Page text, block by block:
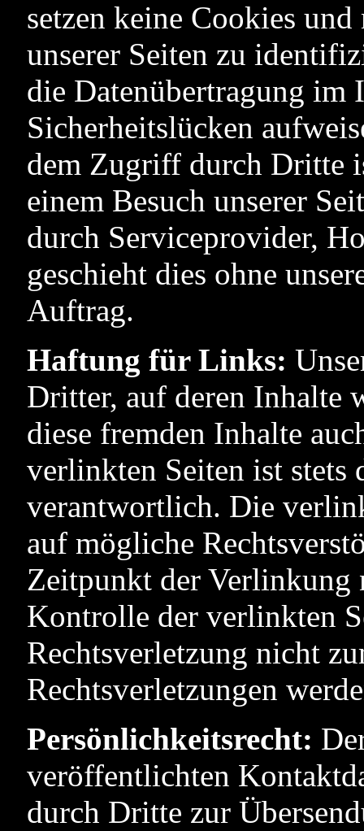
setzen keine Cookies
unserer Seiten zu
die Datenübertragung
Sicherheitslücken
dem Zugriff durch Dritte
einem Besuch unserer
durch Serviceprovider,
geschieht dies ohne
Auftrag.
Haftung für Links:
Dritter, auf deren Inhalte
diese fremden Inhalte
verlinkten Seiten ist stets
verantwortlich. Die
auf mögliche
Zeitpunkt der Verlinkung
Kontrolle der verlinkten
Rechtsverletzung nicht
Rechtsverletzungen
Persönlichkeitsrecht:
veröffentlichten
durch Dritte zur